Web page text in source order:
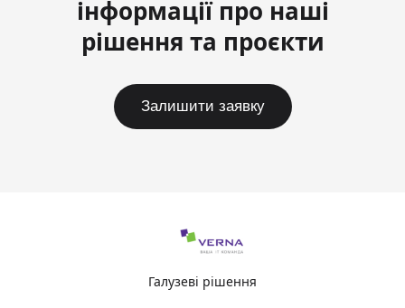
інформації про наші
рішення та проєкти
Залишити заявку
Галузеві рішення